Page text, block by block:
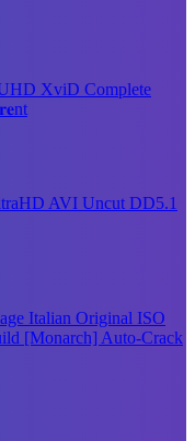
XviD Complete
AVI Uncut DD5.1
Italian Original ISO
[Monarch] Auto-Crack